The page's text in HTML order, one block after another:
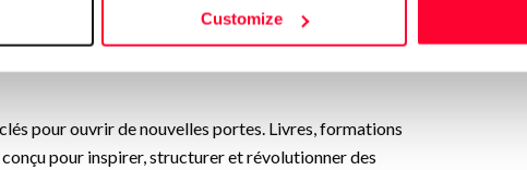
Customize
pour un monde en
pour ouvrir de nouvelles portes. Livres, formations
pour inspirer, structurer et révolutionner des